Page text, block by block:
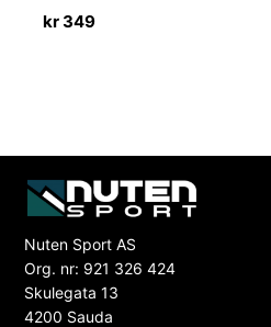
kr349
Nuten Sport AS
Org. nr: 921 326 424
Skulegata 13
4200 Sauda